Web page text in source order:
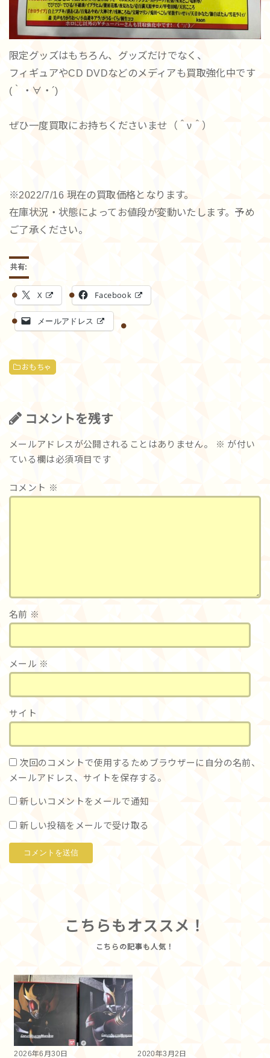
限定グッズはもちろん、グッズだけでなく、
フィギュアやCD DVDなどのメディアも買取強化中です
(｀・∀・´)
ぜひ一度買取にお持ちくださいませ（＾ν＾）
※2022/7/16 現在の買取価格となります。
在庫状況・状態によってお値段が変動いたします。予め
ご了承ください。
共有:
X Facebook
メールアドレス
おもちゃ
コメントを残す
メールアドレスが公開されることはありません。 ※ が付い
ている欄は必須項目です
コメント ※
名前 ※
メール ※
サイト
次回のコメントで使用するためブラウザーに自分の名前、
メールアドレス、サイトを保存する。
新しいコメントをメールで通知
新しい投稿をメールで受け取る
こちらもオススメ！
2026年6月30日 2020年3月2日